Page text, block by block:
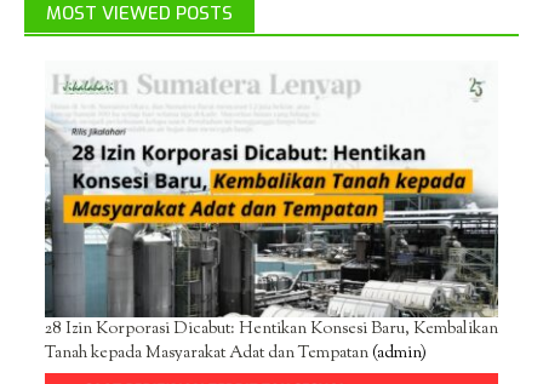
MOST VIEWED POSTS
28 Izin Korporasi Dicabut: Hentikan Konsesi Baru, Kembalikan
Tanah kepada Masyarakat Adat dan Tempatan(admin)